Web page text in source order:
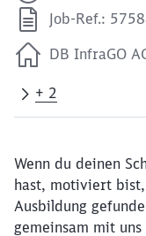
Job-Ref.:
DB InfraGO
+ 2
Wenn du deinen
hast, motiviert
Ausbildung
gemeinsam mit